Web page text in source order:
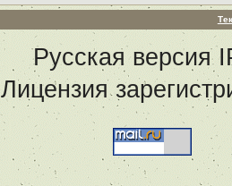
Русская версия
Лицензия